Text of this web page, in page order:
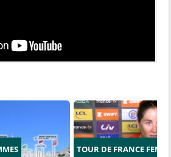
TOUR DE FRANCE